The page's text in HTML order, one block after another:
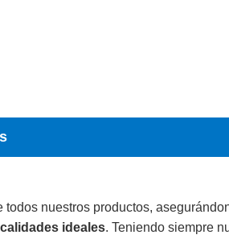
todos nuestros productos,
ideales. Teniendo siempre